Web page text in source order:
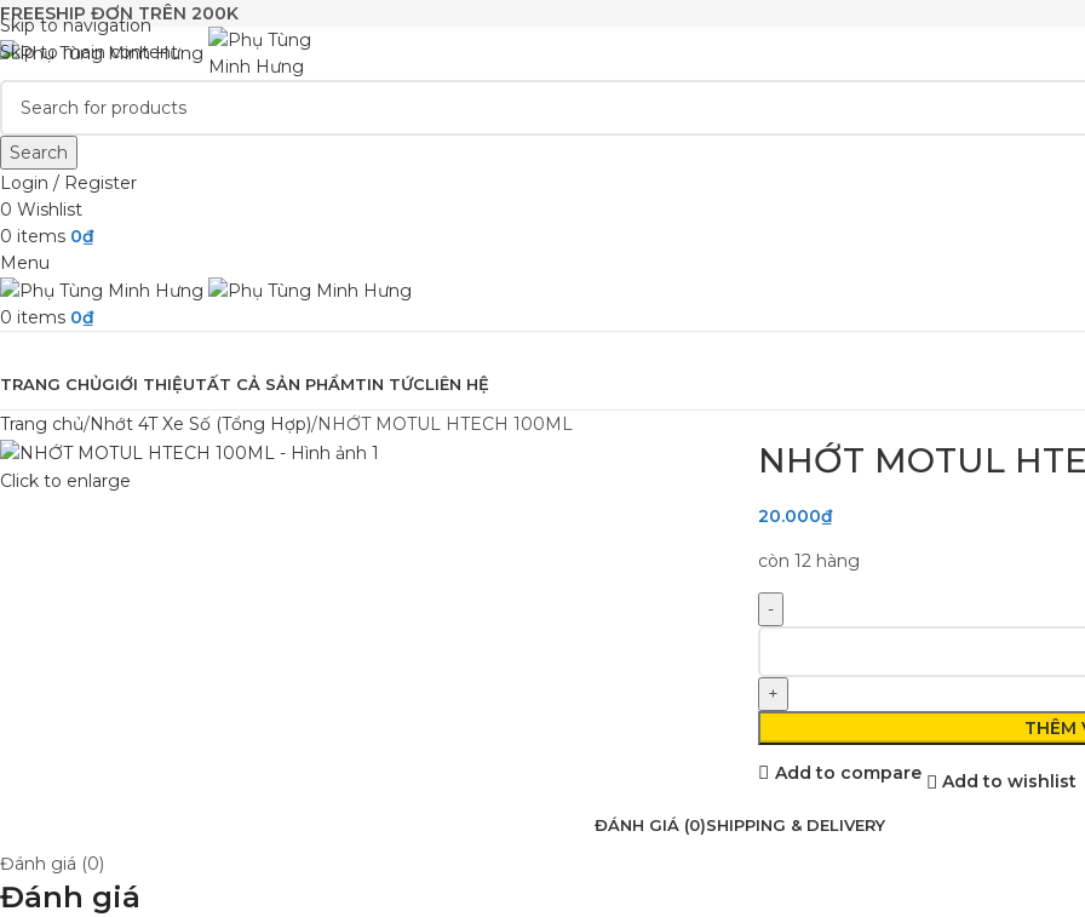
Skip to navigation
Skip to main content
FREESHIP ĐƠN TRÊN 200K
Search
Login / Register
0 Wishlist
0 items 0₫
Menu
0 items 0₫
TRANG CHỦGIỚI THIỆUTẤT CẢ SẢN PHẨMTIN TỨCLIÊN HỆ
Trang chủ Nhớt 4T Xe Số (Tổng Hợp) NHỚT MOTUL HTECH 100ML
Click to enlarge NHỚT MOTUL
20.000₫
còn 12 hàng
THÊM
Add to compare Add to wishlist
ĐÁNH GIÁ (0)SHIPPING & DELIVERY
Đánh giá (0)
Đánh giá